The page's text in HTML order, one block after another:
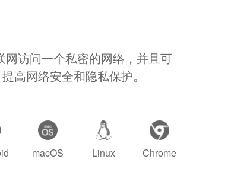
访问一个私密的网络，并且可
高网络安全和隐私保护。
macOS Linux Chrome